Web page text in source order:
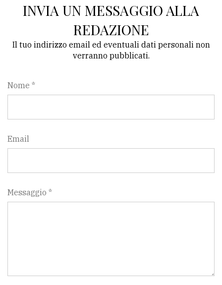
INVIA UN MESSAGGIO ALLA
REDAZIONE
Il tuo indirizzo email ed eventuali dati personali non
verranno pubblicati.
Nome *
Email
Messaggio *